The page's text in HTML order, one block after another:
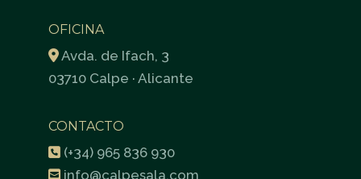
OFICINA
Avda. de Ifach, 3
03710 Calpe · Alicante
CONTACTO
(+34) 965 836 930
info@calpesala.com